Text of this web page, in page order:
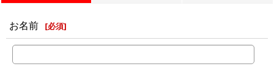
お名前 [必須]